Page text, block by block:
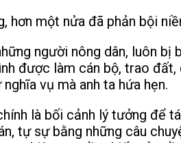
hơn một nửa đã phản bội
người nông dân, luôn bị
được làm cán bộ, trao
vụ mà anh ta hứa hẹn.
là bối cảnh lý tưởng để
tự sự bằng những câu